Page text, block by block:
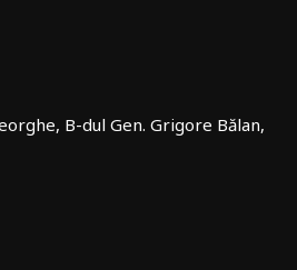
B-dul Gen. Grigore Bălan,